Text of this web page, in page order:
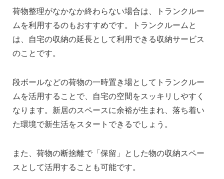
荷物整理がなかなか終わらない場合は、トランクルー
ムを利用するのもおすすめです。トランクルームと
は、自宅の収納の延長として利用できる収納サービス
のことです。
段ボールなどの荷物の一時置き場としてトランクルー
ムを活用することで、自宅の空間をスッキリしやすく
なります。新居のスペースに余裕が生まれ、落ち着い
た環境で新生活をスタートできるでしょう。
また、荷物の断捨離で「保留」とした物の収納スペー
スとして活用することも可能です。